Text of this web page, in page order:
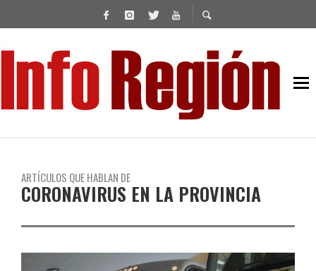
ARTÍCULOS QUE HABLAN DE
CORONAVIRUS EN LA PROVINCIA